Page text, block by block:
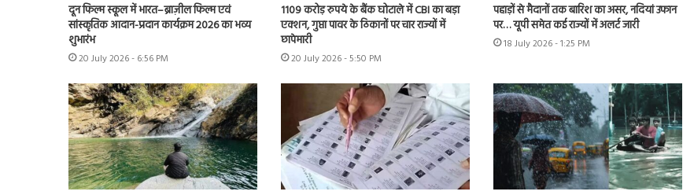
दून फिल्म स्कूल में भारत–ब्राज़ील फिल्म एवं
सांस्कृतिक आदान-प्रदान कार्यक्रम 2026 का भव्य
शुभारंभ
20 July 2026 - 6:56 PM
1109 करोड़ रुपये के बैंक घोटाले में CBI का बड़ा
एक्शन, गुप्ता पावर के ठिकानों पर चार राज्यों में
छापेमारी
20 July 2026 - 5:50 PM
पहाड़ों से मैदानों तक बारिश का असर, नदियां उफान
पर… यूपी समेत कई राज्यों में अलर्ट जारी
18 July 2026 - 1:25 PM